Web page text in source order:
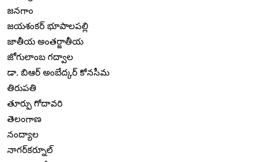
జనగాం
జయశంకర్ భూపాలపల్లి
జాతీయ అంతర్జాతీయ
జోగులాంబ గద్వాల
డా. బిఆర్ అంబేద్కర్ కోనసీమ
తిరుపతి
తూర్పు గోదావరి
తెలంగాణ
నంద్యాల
నాగర్‌కర్నూల్